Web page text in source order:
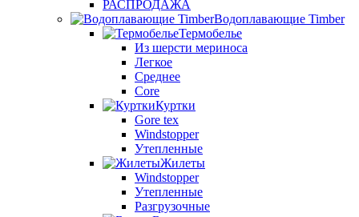
РАСПРОДАЖА
Водоплавающие Timber
Термобелье
Из шерсти мериноса
Легкое
Среднее
Core
Куртки
Gore tex
Windstopper
Утепленные
Жилеты
Windstopper
Утепленные
Разгрузочные